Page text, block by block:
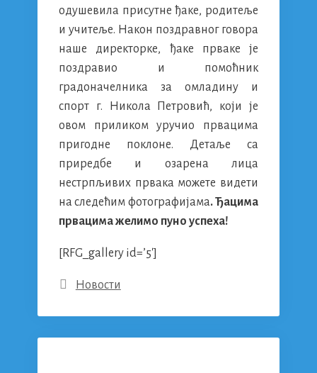
одушевила присутне ђаке, родитеље
и учитеље. Након поздравног говора
наше директорке, ђаке прваке је
поздравио и помоћник
градоначелника за омладину и
спорт г. Никола Петровић, који је
овом приликом уручио првацима
пригодне поклоне. Детаље са
приредбе и озарена лица
нестрпљивих првака можете видети
на следећим фотографијама. Ђацима
првацима желимо пуно успеха!
[RFG_gallery id=’5′]
Categories
Новости